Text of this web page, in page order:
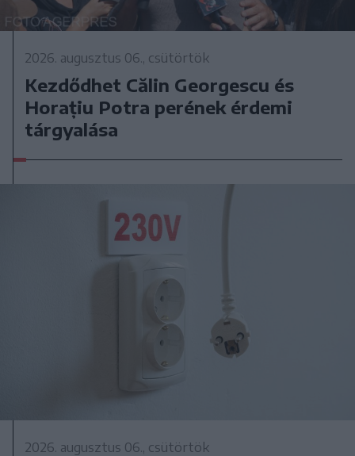
2026. augusztus 06., csütörtök
Kezdődhet Călin Georgescu és
Horațiu Potra perének érdemi
tárgyalása
2026. augusztus 06., csütörtök